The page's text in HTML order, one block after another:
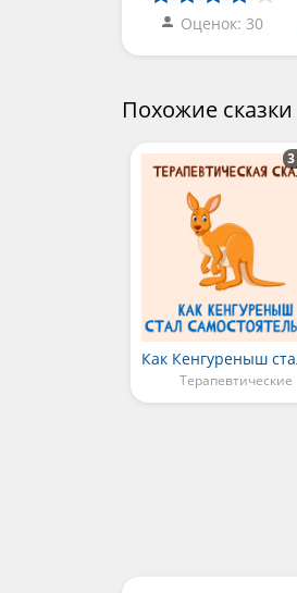
Оценок: 30
Похожие сказки
Терапевтические